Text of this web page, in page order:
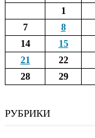
1
7
8
14
15
21
22
28
29
РУБРИКИ